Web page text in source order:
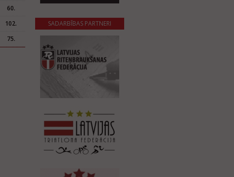
60.
102.
75.
SADARBĪBAS PARTNERI